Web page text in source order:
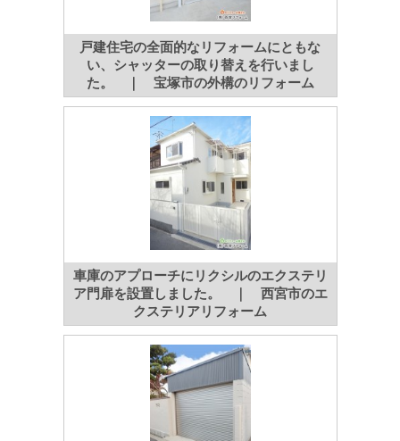
戸建住宅の全面的なリフォームにともな
い、シャッターの取り替えを行いまし
た。 ｜ 宝塚市の外構のリフォーム
車庫のアプローチにリクシルのエクステリ
ア門扉を設置しました。 ｜ 西宮市のエ
クステリアリフォーム